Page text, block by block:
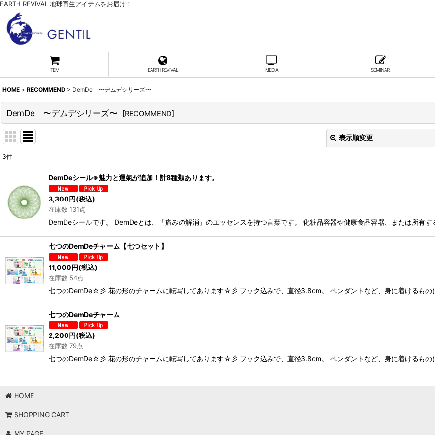
EARTH REVIVAL 地球再生アイテムをお届け！
ITEM EARTH REVIVAL MEDIA SEMINAR
HOME > RECOMMEND > DemDe 〜デムデシリーズ〜
DemDe 〜デムデシリーズ〜 [RECOMMEND]
表示順変更
並び順:
絞り込む
3件
DemDeシール※魅力と運氣が追加！計8種類あります。
3,300円(税込)
在庫数 131点
DemDeシールです。 DemDeとは、「痛みの解消」のエッセンスを持つ言葉です。 化粧品容器や健康食品容器、または所有
七つのDemDeチャーム【七つセット】
11,000円(税込)
在庫数 54点
七つのDemDe☆彡 花の形のチャームに転写してあります☆彡 フック込みで、直径3.8cm。 ペンダントなど、身に着けるも
七つのDemDeチャーム
2,200円(税込)
在庫数 79点
七つのDemDe☆彡 花の形のチャームに転写してあります☆彡 フック込みで、直径3.8cm。 ペンダントなど、身に着けるも
HOME
SHOPPING CART
MY PAGE